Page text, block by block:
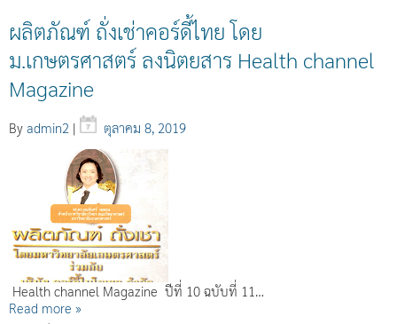
ผลิตภัณฑ์ ถั่งเช่าคอร์ดี้ไทย โดย
ม.เกษตรศาสตร์ ลงนิตยสาร Health channel
Magazine
By admin2 | ตุลาคม 8, 2019
Health channel Magazine ปีที่ 10 ฉบับที่ 11…
Read more »